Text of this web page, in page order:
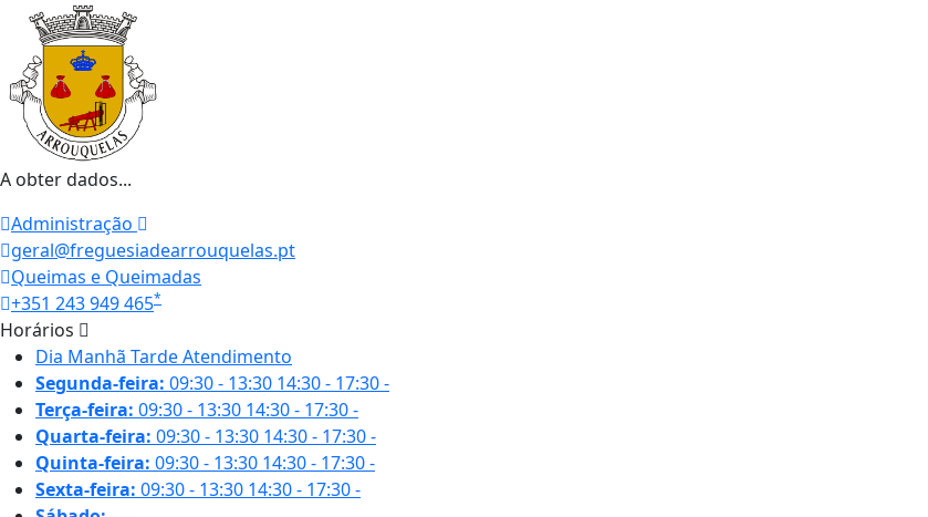
A obter dados...
Administração
geral@freguesiadearrouquelas.pt
Queimas e Queimadas
+351 243 949 465*
Horários
Dia Manhã TardeAtendimento
Segunda-feira: 09:30 - 13:30 14:30 - 17:30-
Terça-feira: 09:30 - 13:30 14:30 - 17:30-
Quarta-feira: 09:30 - 13:30 14:30 - 17:30-
Quinta-feira: 09:30 - 13:30 14:30 - 17:30-
Sexta-feira: 09:30 - 13:30 14:30 - 17:30-